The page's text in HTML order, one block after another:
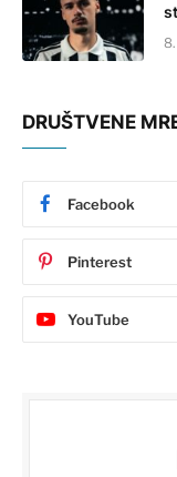
DRUŠTVENE
Facebook
Pinterest
YouTube